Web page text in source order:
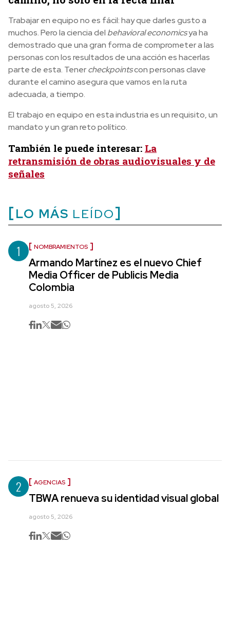
Trabajar en equipo no es fácil: hay que darles gusto a
muchos. Pero la ciencia del behavioral economicsya ha
demostrado que una gran forma de comprometer a las
personas con los resultados de una acción es hacerlas
parte de esta. Tenercheckpointscon personas clave
durante el camino asegura que vamos en la ruta
adecuada, a tiempo.
El trabajo en equipo en esta industria es un requisito, un
mandato y un gran reto político.
También le puede interesar: La
retransmisión de obras audiovisuales y de
señales
LO MÁS LEÍDO
1 NOMBRAMIENTOS
Armando Martínez es el nuevo Chief
Media Officer de Publicis Media
Colombia
agosto 5, 2026
2 AGENCIAS
TBWA renueva su identidad visual global
agosto 5, 2026